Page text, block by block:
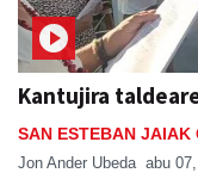
Kantujira
SAN ESTEBAN JAIAK
Jon Ander Ubeda abu